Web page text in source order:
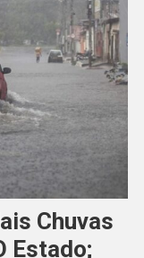
Chuvas
Estado;